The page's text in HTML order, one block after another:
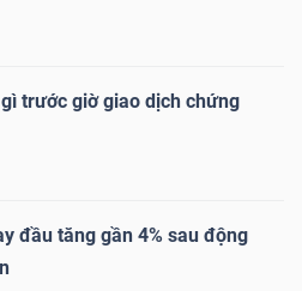
trước giờ giao dịch chứng
đầu tăng gần 4% sau động